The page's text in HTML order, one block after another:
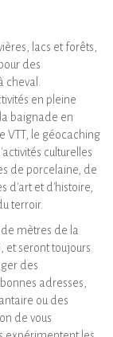
lacs et forêts,
des
en pleine
baignade en
VTT, le géocaching
culturelles
de porcelaine, de
d'art et d'histoire,
terroir.
mètres de la
et seront toujours
des
adresses,
ou des
de vous